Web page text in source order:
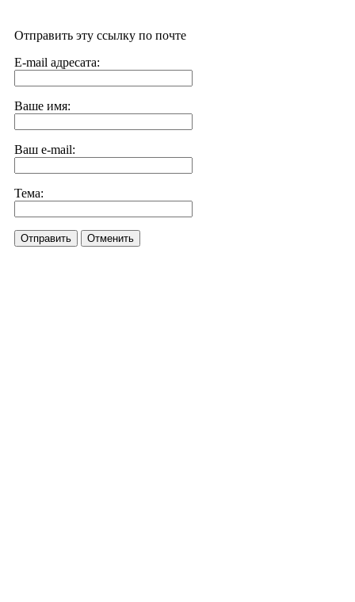
Отправить эту ссылку по почте
E-mail адресата:
Ваше имя:
Ваш e-mail:
Тема:
Отправить Отменить